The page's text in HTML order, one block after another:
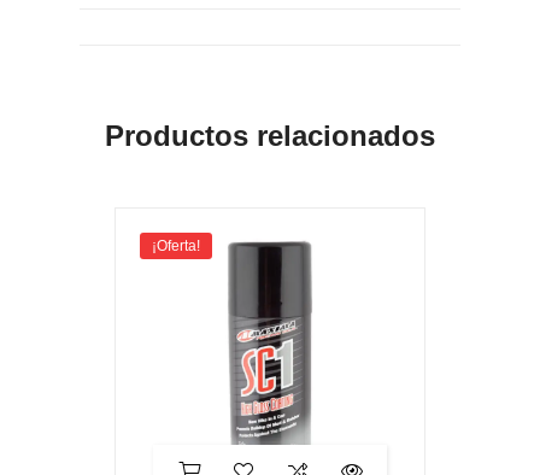
Productos relacionados
¡Oferta!